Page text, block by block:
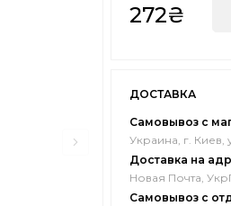
272₴
ДОСТАВКА
Самовывоз с
Украина, г. Киев,
Доставка на
Новая Почта,
Самовывоз с